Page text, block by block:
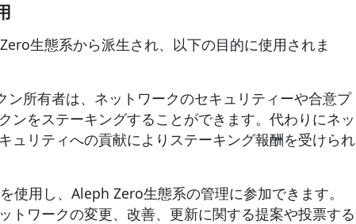
生態系から派生され、以下の目的に使用されま
ン所有者は、ネットワークのセキュリティーや合意プ
ンをステーキングすることができます。代わりにネッ
ュリティへの貢献によりステーキング報酬を受けられ
使用し、Aleph Zero生態系の管理に参加できます。
トワークの変更、改善、更新に関する提案や投票する